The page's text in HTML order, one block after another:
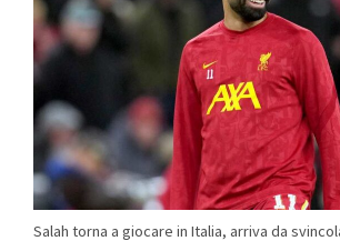
Salah torna a giocare in Italia, arriva da